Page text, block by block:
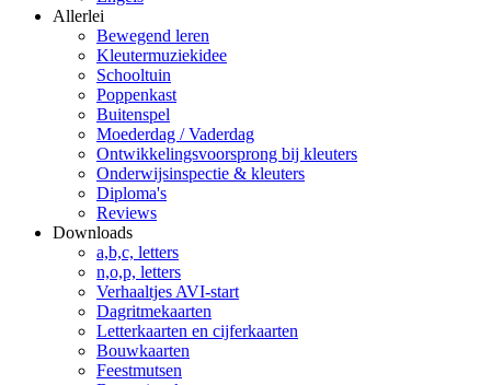
Allerlei
Bewegend leren
Kleutermuziekidee
Schooltuin
Poppenkast
Buitenspel
Moederdag / Vaderdag
Ontwikkelingsvoorsprong bij kleuters
Onderwijsinspectie & kleuters
Diploma's
Reviews
Downloads
a,b,c, letters
n,o,p, letters
Verhaaltjes AVI-start
Dagritmekaarten
Letterkaarten en cijferkaarten
Bouwkaarten
Feestmutsen